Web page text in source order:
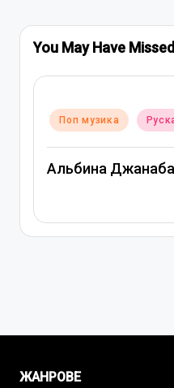
You May Have Missed
in
Поп музика
Митя Фомин
Спасибо,
ЖАНРОВЕ